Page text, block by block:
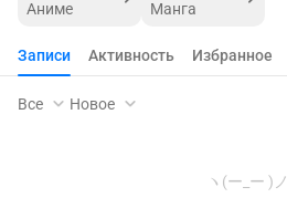
Аниме
Манга
Записи Активность Избранное
Все Новое
ヽ(ー_ー )ノ